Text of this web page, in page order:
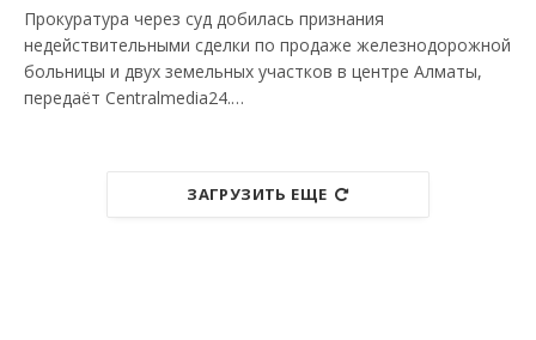
Прокуратура через суд добилась признания
недействительными сделки по продаже железнодорожной
больницы и двух земельных участков в центре Алматы,
передаёт Centralmedia24.…
ЗАГРУЗИТЬ ЕЩЕ